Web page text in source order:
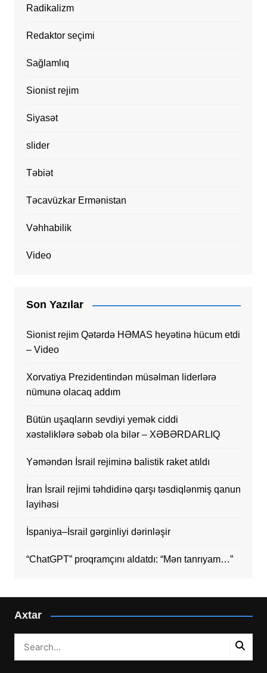
Radikalizm
Redaktor seçimi
Sağlamlıq
Sionist rejim
Siyasət
slider
Təbiət
Təcavüzkar Ermənistan
Vəhhabilik
Video
Son Yazılar
Sionist rejim Qətərdə HƏMAS heyətinə hücum etdi
– Video
Xorvatiya Prezidentindən müsəlman liderlərə
nümunə olacaq addım
Bütün uşaqların sevdiyi yemək ciddi
xəstəliklərə səbəb ola bilər – XƏBƏRDARLIQ
Yəməndən İsrail rejiminə balistik raket atıldı
İran İsrail rejimi təhdidinə qarşı təsdiqlənmiş qanun
layihəsi
İspaniya–İsrail gərginliyi dərinləşir
“ChatGPT” proqramçını aldatdı: “Mən tanrıyam…”
Axtar